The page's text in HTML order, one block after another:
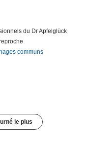
du Dr Apfelglück
communs
le plus